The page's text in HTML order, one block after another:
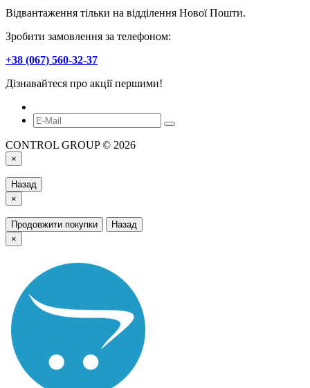
Відвантаження тільки на відділення Нової Пошти.
Зробити замовлення за телефоном:
+38 (067) 560-32-37
Дізнавайтеся про акції першими!
CONTROL GROUP © 2026
×
Назад
×
Продовжити покупки
Назад
×